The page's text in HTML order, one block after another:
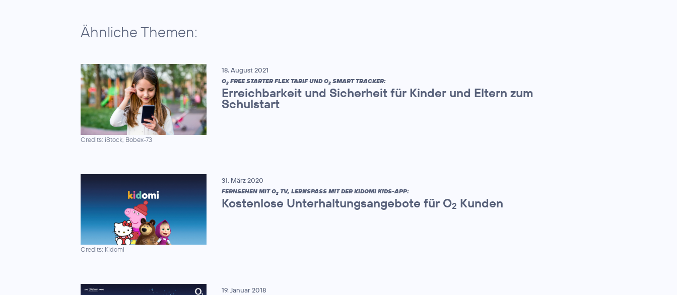
Ähnliche Themen:
Credits: iStock, Bobex-73
18. August 2021
O2 FREE STARTER FLEX TARIF UND O2 SMART TRACKER:
Erreichbarkeit und Sicherheit für Kinder und Eltern zum
Schulstart
Credits: Kidomi
31. März 2020
FERNSEHEN MIT O2 TV, LERNSPASS MIT DER KIDOMI KIDS-APP:
Kostenlose Unterhaltungsangebote für O2 Kunden
19. Januar 2018